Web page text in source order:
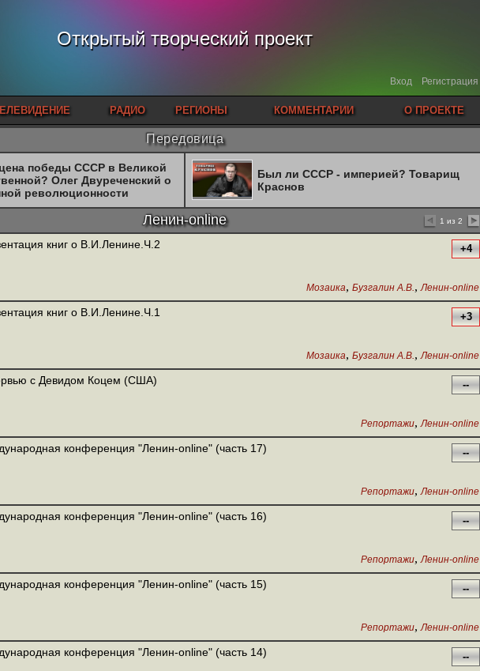
Открытый творческий проект
Вход Регистрация
РАДИО РЕГИОНЫ КОММЕНТАРИИ О ПРОЕКТЕ
Передовица
победы СССР в Великой
Олег Двуреченский о
революционности
Был ли СССР - империей? Товарищ
Краснов
Ленин-online 1 из 2
книг о В.И.Ленине.Ч.2 +4
Мозаика, Бузгалин А.В., Ленин-online
книг о В.И.Ленине.Ч.1 +3
Мозаика, Бузгалин А.В., Ленин-online
с Девидом Коцем (США) --
Репортажи, Ленин-online
конференция "Ленин-online" (часть 17) --
Репортажи, Ленин-online
конференция "Ленин-online" (часть 16) --
Репортажи, Ленин-online
конференция "Ленин-online" (часть 15) --
Репортажи, Ленин-online
конференция "Ленин-online" (часть 14) --